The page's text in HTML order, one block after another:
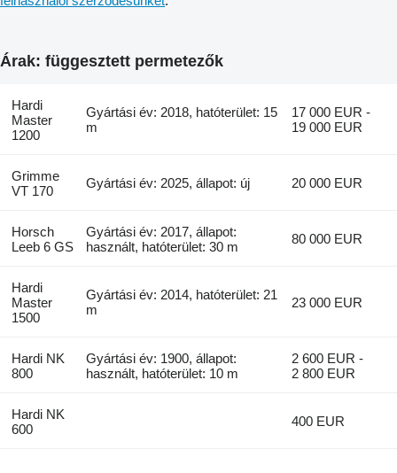
Árak: függesztett permetezők
Hardi
Master
1200
Gyártási év: 2018, hatóterület: 15
m
17 000 EUR -
19 000 EUR
Grimme
VT 170
Gyártási év: 2025, állapot: új 20 000 EUR
Horsch
Leeb 6 GS
Gyártási év: 2017, állapot:
használt, hatóterület: 30 m
80 000 EUR
Hardi
Master
1500
Gyártási év: 2014, hatóterület: 21
m
23 000 EUR
Hardi NK
800
Gyártási év: 1900, állapot:
használt, hatóterület: 10 m
2 600 EUR -
2 800 EUR
Hardi NK
600
400 EUR